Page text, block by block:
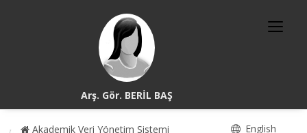
Arş. Gör. BERİL BAŞ
Akademik Veri Yönetim Sistemi English